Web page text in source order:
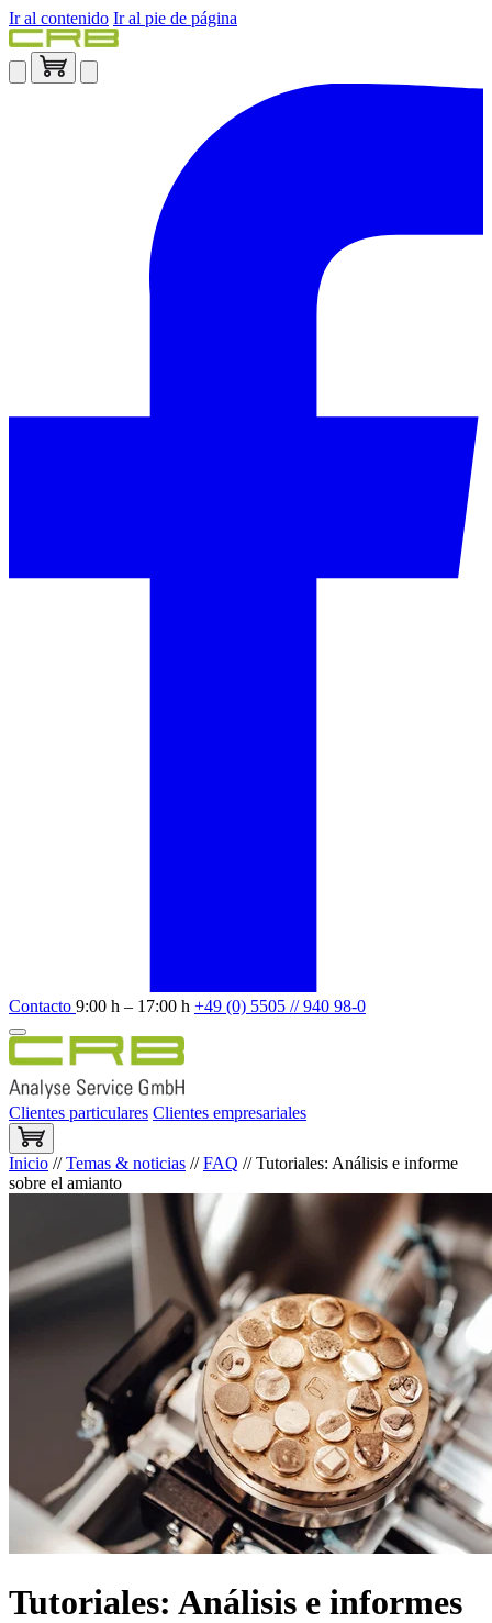
Ir al contenido Ir al pie de página
Contacto 9:00 h – 17:00 h +49 (0) 5505 // 940 98-0
Clientes particulares Clientes empresariales
Inicio //Temas & noticias //FAQ //Tutoriales: Análisis e informe
sobre el amianto
Tutoriales: Análisis e informes